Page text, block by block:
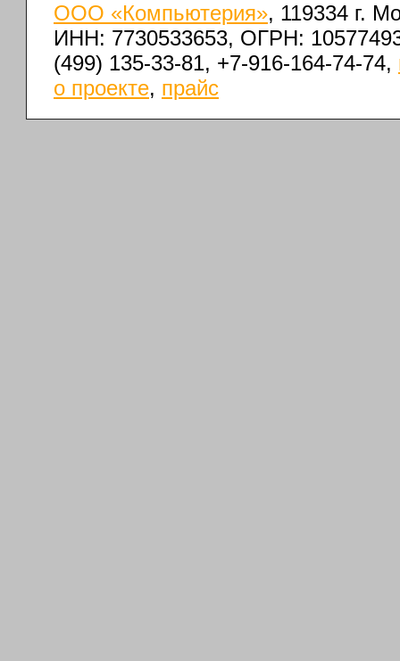
ООО «Компьютерия», 119334 г.
ИНН: 7730533653, ОГРН:
(499) 135-33-81, +7-916-164-74-74,
о проекте, прайс